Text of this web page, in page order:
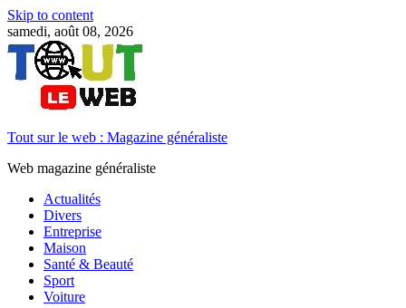
Skip to content
samedi, août 08, 2026
Tout sur le web : Magazine généraliste
Web magazine généraliste
Actualités
Divers
Entreprise
Maison
Santé & Beauté
Sport
Voiture